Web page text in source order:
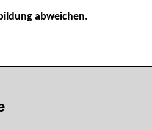
abweichen.